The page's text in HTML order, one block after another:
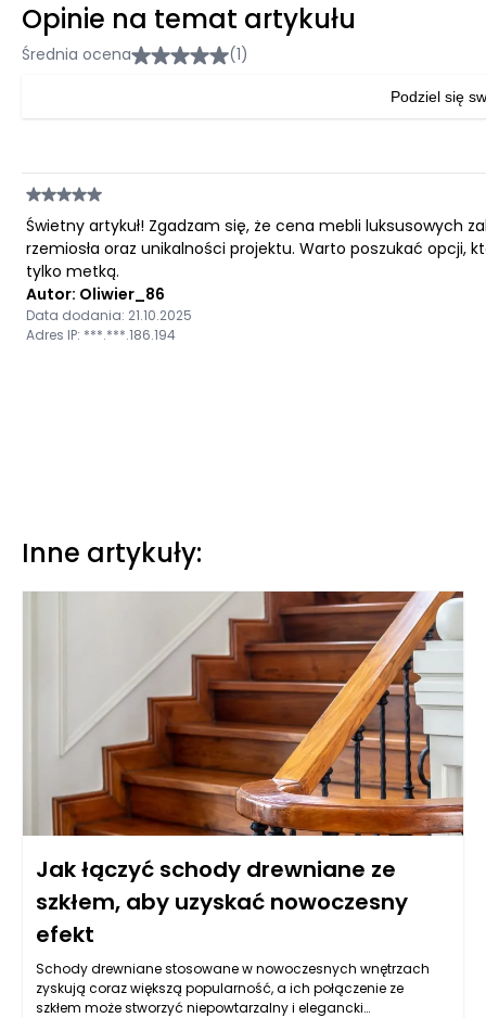
Opinie na temat artykułu
Średnia ocena (1)
Podziel się
Świetny artykuł! Zgadzam się, że cena mebli luksusowych
rzemiosła oraz unikalności projektu. Warto poszukać opcji,
tylko metką.
Autor: Oliwier_86
Data dodania: 21.10.2025
Adres IP: ***.***.186.194
Inne artykuły:
Jak łączyć schody drewniane ze
szkłem, aby uzyskać nowoczesny
efekt
Schody drewniane stosowane w nowoczesnych wnętrzach
zyskują coraz większą popularność, a ich połączenie ze
szkłem może stworzyć niepowtarzalny i elegancki